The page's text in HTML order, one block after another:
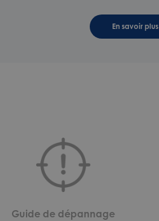
En savoir plus
Guide de dépannage